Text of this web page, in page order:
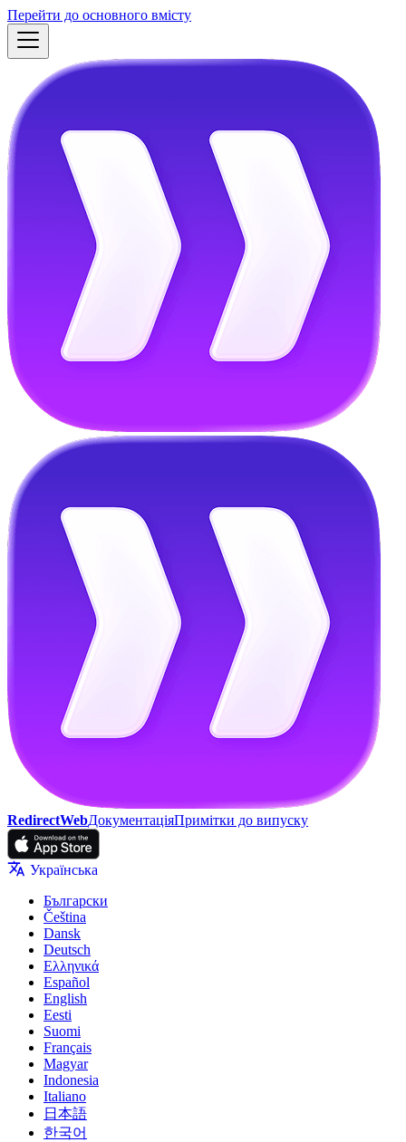
Перейти до основного вмісту
RedirectWebДокументаціяПримітки до випуску
Українська
Български
Čeština
Dansk
Deutsch
Ελληνικά
Español
English
Eesti
Suomi
Français
Magyar
Indonesia
Italiano
日本語
한국어